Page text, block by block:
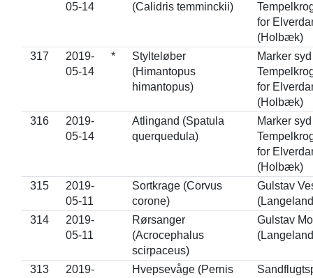
05-14
(Calidris temminckii)
for
(Holbæk)
317
2019-
05-14
*
Stylteløber
(Himantopus
himantopus)
Marker
for
(Holbæk)
316
2019-
05-14
Atlingand (Spatula
querquedula)
Marker
for
(Holbæk)
315
2019-
05-11
Sortkrage (Corvus
corone)
Gulstav
314
2019-
05-11
Rørsanger
(Acrocephalus
scirpaceus)
Gulstav
313
2019-
Hvepsevåge (Pernis